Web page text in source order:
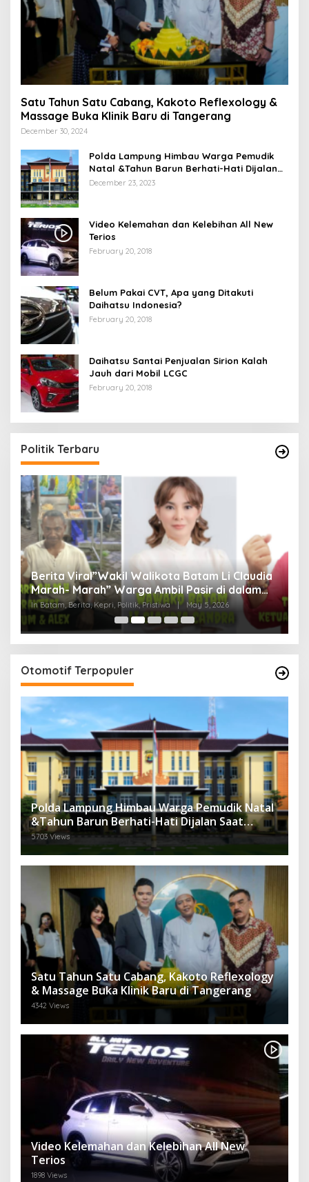
Satu Tahun Satu Cabang, Kakoto Reflexology &
Massage Buka Klinik Baru di Tangerang
December 30, 2024
Polda Lampung Himbau Warga Pemudik
Natal &Tahun Barun Berhati-Hati Dijalan
Saat Melintas di -Titik Rawan Kecelakaan
December 23, 2023
Video Kelemahan dan Kelebihan All New
Terios
February 20, 2018
Belum Pakai CVT, Apa yang Ditakuti
Daihatsu Indonesia?
February 20, 2018
Daihatsu Santai Penjualan Sirion Kalah
Jauh dari Mobil LCGC
February 20, 2018
Politik Terbaru
Berita Viral”Wakil Walikota Batam Li Claudia
Marah- Marah” Warga Ambil Pasir di dalam
Parit, Dinilai Rusak Harkat Martabat dan Lukai
Perasaan Warga
In Batam, Berita, Kepri, Politik, Pristiwa | May 5, 2026
Otomotif Terpopuler
Polda Lampung Himbau Warga Pemudik Natal
&Tahun Barun Berhati-Hati Dijalan Saat
Melintas di -Titik Rawan Kecelakaan
5703 Views
Satu Tahun Satu Cabang, Kakoto Reflexology
& Massage Buka Klinik Baru di Tangerang
4342 Views
Video Kelemahan dan Kelebihan All New
Terios
1898 Views